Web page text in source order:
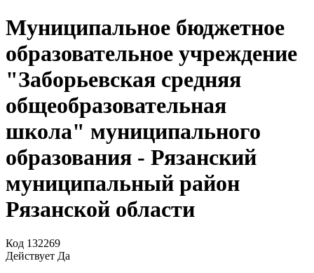
Муниципальное бюджетное
образовательное учреждение
"Заборьевская средняя
общеобразовательная
школа" муниципального
образования - Рязанский
муниципальный район
Рязанской области
Код 132269
Действует Да